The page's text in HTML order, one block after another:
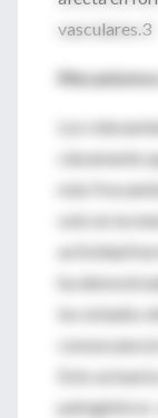
vasculares.3
Los
claramente
más
solo en la
actividad
ha
los estados
Esto
patogénicos